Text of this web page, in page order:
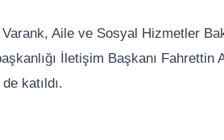
Aile ve Sosyal Hizmetler
İletişim Başkanı Fahrettin
katıldı.